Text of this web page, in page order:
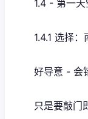
1.4 - 第一天
1.4.1 选择
好导意 - 会
只是要敲门